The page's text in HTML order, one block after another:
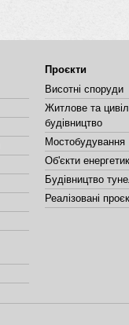
Проєкти
Висотні споруди
Житлове та
будівництво
Мостобудування
Об'єкти
Будівництво
Реалізовані